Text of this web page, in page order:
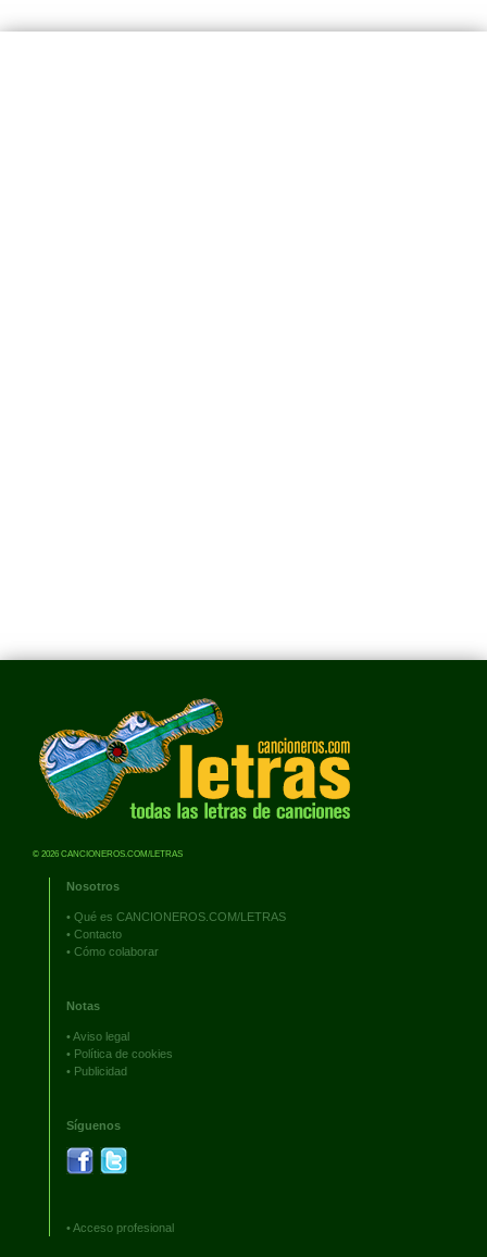
© 2026 CANCIONEROS.COM/LETRAS
Nosotros
• Qué es CANCIONEROS.COM/LETRAS
• Contacto
• Cómo colaborar
Notas
•Aviso legal
• Política de cookies
• Publicidad
Síguenos
•Acceso profesional